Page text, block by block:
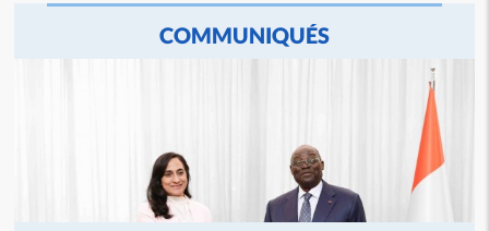
COMMUNIQUÉS